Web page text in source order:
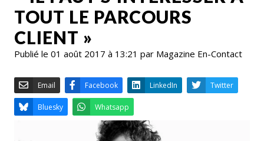
TOUT LE PARCOURS
CLIENT »
Publié le 01 août 2017 à 13:21 par Magazine En-Contact